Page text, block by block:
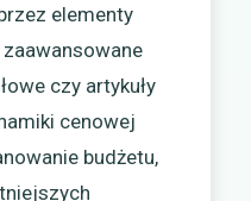
elementy
czy artykuły
cenowej
budżetu,